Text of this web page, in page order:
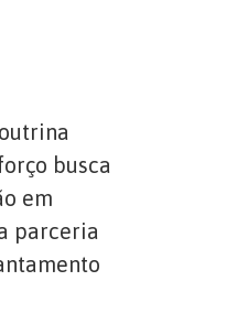
busca
em
parceria